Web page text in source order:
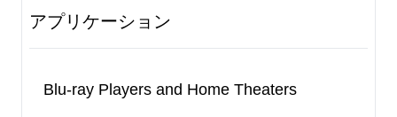
アプリケーション
Blu-ray Players and Home Theaters